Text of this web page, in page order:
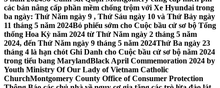
các bản nâng cấp phần mềm chống trộm với Xe Hyundai trong
ba ngày: Thứ Năm ngày 9 , Thứ Sáu ngày 10 và Thứ Bảy ngày
11 tháng 5 năm 2024Bỏ phiếu sớm cho Cuộc bầu cử sơ bộ Tổng
thống Hoa Kỳ năm 2024 từ Thứ Năm ngày 2 tháng 5 năm
2024, đến Thứ Năm ngày 9 tháng 5 năm 2024Thứ Ba ngày 23
tháng 4 là hạn chót Ghi Danh cho Cuộc bầu cử sơ bộ năm 2024
trong tiểu bang MarylandBlack April Commemoration 2024 by
Youth Ministry Of Our Lady of Vietnam Catholic
ChurchMontgomery County Office of Consumer Protection